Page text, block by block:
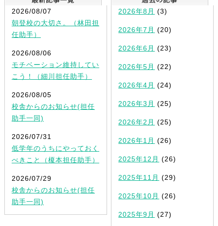
2026/08/07
朝登校の大切さ。（林田担
任助手）
2026/08/06
モチベーション維持してい
こう！（細川担任助手）
2026/08/05
校舎からのお知らせ(担任
助手一同)
2026/07/31
低学年のうちにやっておく
べきこと（榎本担任助手）
2026/07/29
校舎からのお知らせ(担任
助手一同)
2026年8月 (3)
2026年7月 (20)
2026年6月 (23)
2026年5月 (22)
2026年4月 (24)
2026年3月 (25)
2026年2月 (25)
2026年1月 (26)
2025年12月 (26)
2025年11月 (29)
2025年10月 (26)
2025年9月 (27)